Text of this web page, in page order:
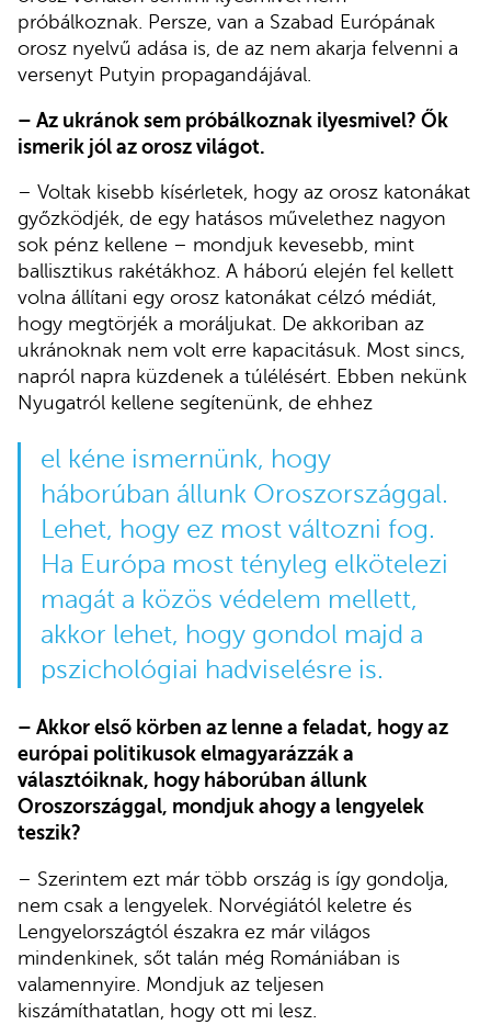
próbálkoznak. Persze, van a Szabad Európának
orosz nyelvű adása is, de az nem akarja felvenni a
versenyt Putyin propagandájával.
– Az ukránok sem próbálkoznak ilyesmivel? Ők
ismerik jól az orosz világot.
– Voltak kisebb kísérletek, hogy az orosz katonákat
győzködjék, de egy hatásos művelethez nagyon
sok pénz kellene – mondjuk kevesebb, mint
ballisztikus rakétákhoz. A háború elején fel kellett
volna állítani egy orosz katonákat célzó médiát,
hogy megtörjék a moráljukat. De akkoriban az
ukránoknak nem volt erre kapacitásuk. Most sincs,
napról napra küzdenek a túlélésért. Ebben nekünk
Nyugatról kellene segítenünk, de ehhez
el kéne ismernünk, hogy
háborúban állunk Oroszországgal.
Lehet, hogy ez most változni fog.
Ha Európa most tényleg elkötelezi
magát a közös védelem mellett,
akkor lehet, hogy gondol majd a
pszichológiai hadviselésre is.
– Akkor első körben az lenne a feladat, hogy az
európai politikusok elmagyarázzák a
választóiknak, hogy háborúban állunk
Oroszországgal, mondjuk ahogy a lengyelek
teszik?
– Szerintem ezt már több ország is így gondolja,
nem csak a lengyelek. Norvégiától keletre és
Lengyelországtól északra ez már világos
mindenkinek, sőt talán még Romániában is
valamennyire. Mondjuk az teljesen
kiszámíthatatlan, hogy ott mi lesz.